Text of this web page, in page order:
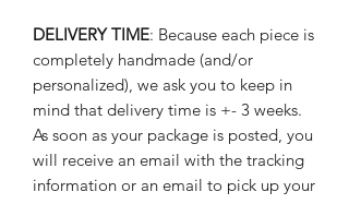
DELIVERY TIME: Because each piece is
completely handmade (and/or
personalized), we ask you to keep in
mind that delivery time is +- 3 weeks.
As soon as your package is posted, you
will receive an email with the tracking
information or an email to pick up your